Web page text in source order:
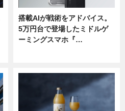
搭載AIが戦術をアドバイス。
5万円台で登場したミドルゲ
ーミングスマホ『…